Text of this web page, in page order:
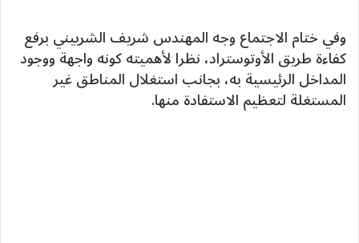
وفي ختام الاجتماع وجه المهندس شريف الشربيني برفع
كفاءة طريق الأوتوستراد، نظرا لأهميته كونه واجهة ووجود
المداخل الرئيسية به، بجانب استغلال المناطق غير
المستغلة لتعظيم الاستفادة منها.